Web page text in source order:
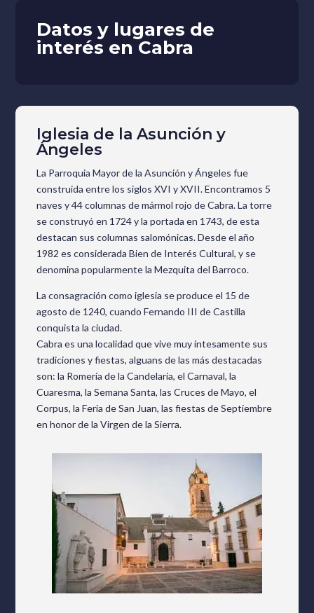
Datos y lugares de
interés en Cabra
Iglesia de la Asunción y
Ángeles
La Parroquia Mayor de la Asunción y Ángeles fue
construida entre los siglos XVI y XVII. Encontramos 5
naves y 44 columnas de mármol rojo de Cabra. La torre
se construyó en 1724 y la portada en 1743, de esta
destacan sus columnas salomónicas. Desde el año
1982 es considerada Bien de Interés Cultural, y se
denomina popularmente la Mezquita del Barroco.
La consagración como iglesia se produce el 15 de
agosto de 1240, cuando Fernando III de Castilla
conquista la ciudad.
Cabra es una localidad que vive muy intesamente sus
tradiciones y fiestas, alguans de las más destacadas
son: la Romería de la Candelaria, el Carnaval, la
Cuaresma, la Semana Santa, las Cruces de Mayo, el
Corpus, la Feria de San Juan, las fiestas de Septiembre
en honor de la Virgen de la Sierra.